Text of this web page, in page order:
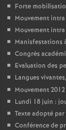
Forte
Mouvement
Mouvement
Manisfestations
Congrès
Evaluation des
Langues
Mouvement
Lundi 18 juin :
Texte adopté
Conférence de